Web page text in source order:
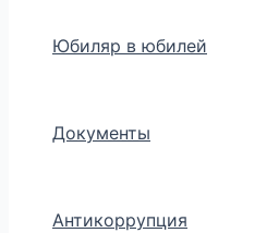
Юбиляр в юбилей
Документы
Антикоррупция